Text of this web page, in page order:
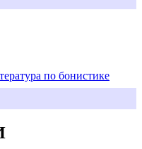
по бонистике